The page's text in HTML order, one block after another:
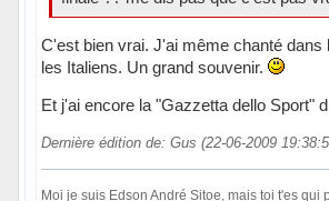
C'est bien vrai. J'ai même chanté dans
les Italiens. Un grand souvenir.
Et j'ai encore la "Gazzetta dello Sport"
Dernière édition de: Gus (22-06-2009
Moi je suis Edson André Sitoe, mais toi t'es qui